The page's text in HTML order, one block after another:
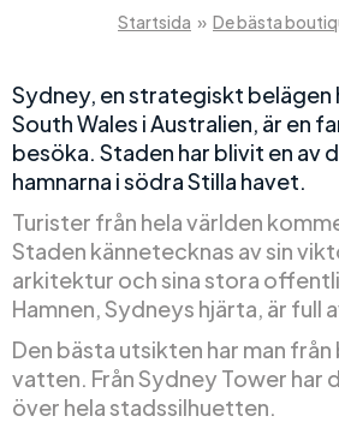
Startsida » De bästa
Sydney, en strategiskt belägen
South Wales i Australien, är en
besöka. Staden har blivit en av
hamnarna i södra Stilla havet.
Turister från hela världen
Staden kännetecknas av sin
arkitektur och sina stora
Hamnen, Sydneys hjärta, är full
Den bästa utsikten har man
vatten. Från Sydney Tower har
över hela stadssilhuetten.